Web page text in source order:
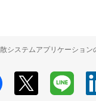
システムアプリケーション